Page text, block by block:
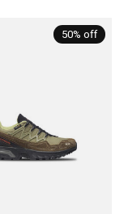
50% off